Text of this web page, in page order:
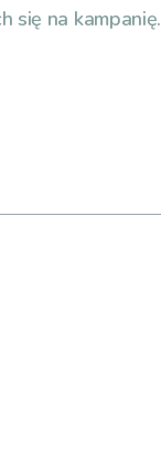
się na kampanię.